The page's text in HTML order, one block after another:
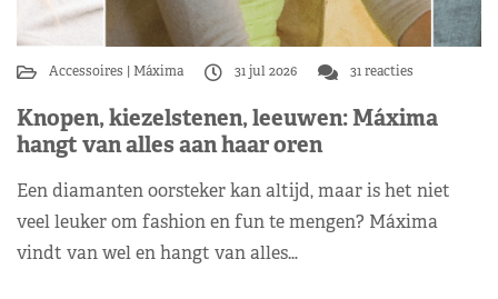
Accessoires Máxima 31 jul 2026 31 reacties
Knopen, kiezelstenen, leeuwen: Máxima
hangt van alles aan haar oren
Een diamanten oorsteker kan altijd, maar is het niet
veel leuker om fashion en fun te mengen? Máxima
vindt van wel en hangt van alles…